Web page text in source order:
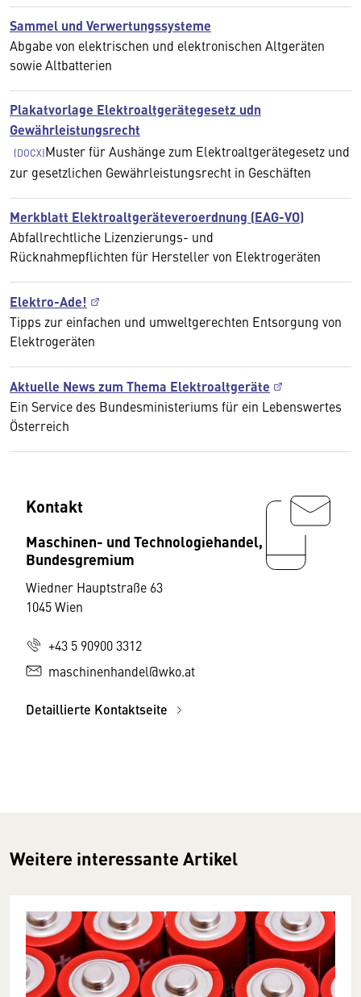
Sammel und Verwertungssysteme
Abgabe von elektrischen und elektronischen Altgeräten
sowie Altbatterien
Plakatvorlage Elektroaltgerätegesetz udn
Gewährleistungsrecht
Muster für Aushänge zum Elektroaltgerätegesetz und
zur gesetzlichen Gewährleistungsrecht in Geschäften
Merkblatt Elektroaltgeräteveroerdnung (EAG-VO)
Abfallrechtliche Lizenzierungs- und
Rücknahmepflichten für Hersteller von Elektrogeräten
Elektro-Ade!
Tipps zur einfachen und umweltgerechten Entsorgung von
Elektrogeräten
Aktuelle News zum Thema Elektroaltgeräte
Ein Service des Bundesministeriums für ein Lebenswertes
Österreich
Kontakt
Maschinen- und Technologiehandel,
Bundesgremium
Wiedner Hauptstraße 63
1045 Wien
+43 5 90900 3312
maschinenhandel@wko.at
Detaillierte Kontaktseite
Weitere interessante Artikel